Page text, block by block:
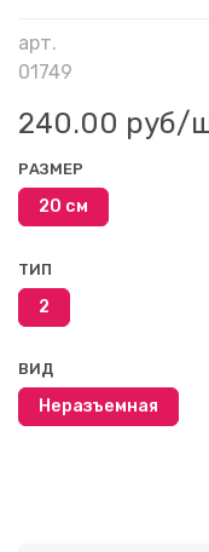
арт.
01749
240.00 руб/
РАЗМЕР
20 см
ТИП
2
ВИД
Неразъемная